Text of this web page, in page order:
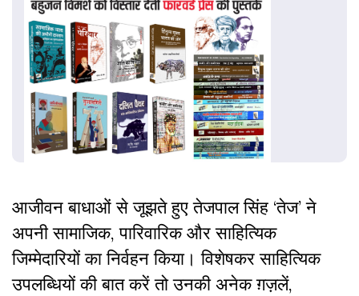
आजीवन बाधाओं से जूझते हुए तेजपाल सिंह ‘तेज’ने
अपनी सामाजिक, पारिवारिक और साहित्यिक
जिम्मेदारियों का निर्वहन किया। विशेषकर साहित्यिक
उपलब्धियों की बात करें तो उनकी अनेक ग़ज़लें,